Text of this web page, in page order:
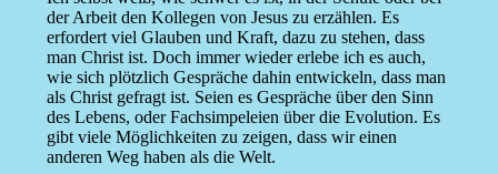
der Arbeit den Kollegen von Jesus zu erzählen. Es
erfordert viel Glauben und Kraft, dazu zu stehen, dass
man Christ ist. Doch immer wieder erlebe ich es auch,
wie sich plötzlich Gespräche dahin entwickeln, dass man
als Christ gefragt ist. Seien es Gespräche über den Sinn
des Lebens, oder Fachsimpeleien über die Evolution. Es
gibt viele Möglichkeiten zu zeigen, dass wir einen
anderen Weg haben als die Welt.